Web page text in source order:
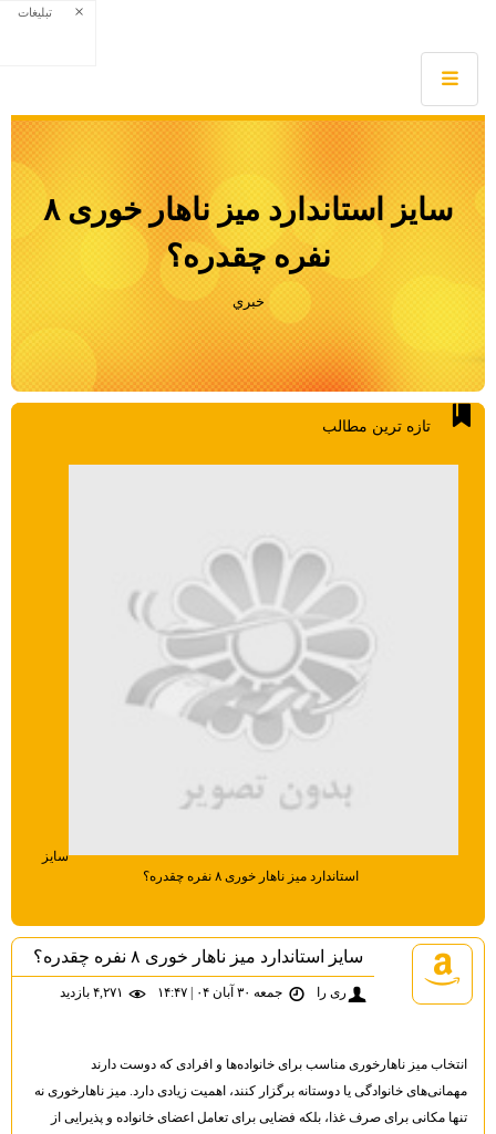
سایز استاندارد میز ناهار خوری ۸
نفره چقدره؟
خبري
تازه ترين مطالب
سایز
استاندارد میز ناهار خوری ۸ نفره چقدره؟
سایز استاندارد میز ناهار خوری ۸ نفره چقدره؟
ری را جمعه ۳۰ آبان ۰۴ | ۱۴:۴۷ ۴,۲۷۱ بازديد
انتخاب میز ناهارخوری مناسب برای خانواده‌ها و افرادی که دوست دارند
مهمانی‌های خانوادگی یا دوستانه برگزار کنند، اهمیت زیادی دارد. میز ناهارخوری نه
تنها مکانی برای صرف غذا، بلکه فضایی برای تعامل اعضای خانواده و پذیرایی از
تبلیغات